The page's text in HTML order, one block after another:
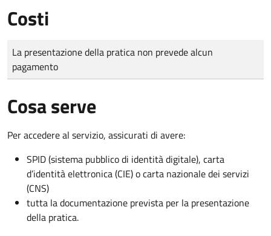
Costi
Tipo di pagamento
Importo
La presentazione della pratica non prevede alcun
pagamento
Cosa serve
Per accedere al servizio, assicurati di avere:
SPID (sistema pubblico di identità digitale), carta
d’identità elettronica (CIE) o carta nazionale dei servizi
(CNS)
tutta la documentazione prevista per la presentazione
della pratica.